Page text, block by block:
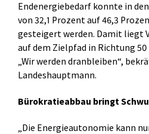
Endenergiebedarf konnte in
von 32,1 Prozent auf 46,3
gesteigert werden. Damit liegt
auf dem Zielpfad in Richtung
„Wir werden dranbleiben“,
Landeshauptmann.
Bürokratieabbau bringt
„Die Energieautonomie kann